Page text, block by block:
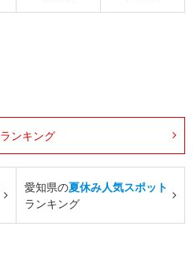
ランキング
愛知県の夏休み人気スポット
ランキング